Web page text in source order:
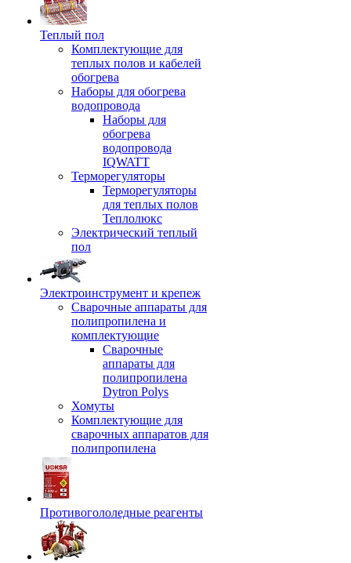
Теплый пол
Комплектующие для
теплых полов и кабелей
обогрева
Наборы для обогрева
водопровода
Наборы для
обогрева
водопровода
IQWATT
Терморегуляторы
Терморегуляторы
для теплых полов
Теплолюкс
Электрический теплый
пол
Электроинструмент и крепеж
Сварочные аппараты для
полипропилена и
комплектующие
Сварочные
аппараты для
полипропилена
Dytron Polys
Хомуты
Комплектующие для
сварочных аппаратов для
полипропилена
Противогололедные реагенты